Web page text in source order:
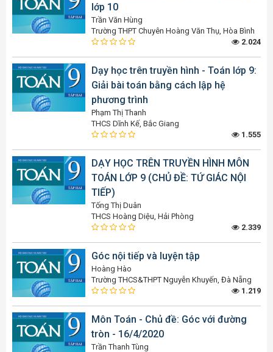
lớp 10
Trần Văn Hùng
Trường THPT Chuyên Hoàng Văn Thụ, Hòa Bình
2.024
Dạy học trên truyền hình - Toán lớp 9:
Giải bài toán bằng cách lập hệ
phương trình
Phạm Thị Thanh
THCS Dĩnh Kế, Bắc Giang
1.555
DẠY HỌC TRÊN TRUYỀN HÌNH MÔN
TOÁN LỚP 9 (CHỦ ĐỀ: TỨ GIÁC NỘI
TIẾP)
Tống Thị Duân
THCS Hoàng Diệu, Hải Phòng
2.339
Góc nội tiếp và luyện tập
Hoàng Hào
Trường THCS&THPT Nguyễn Khuyến, Đà Nẵng
1.219
Môn Toán - Chủ đề: Góc với đường
tròn - 16/4/2020
Trần Thanh Tùng